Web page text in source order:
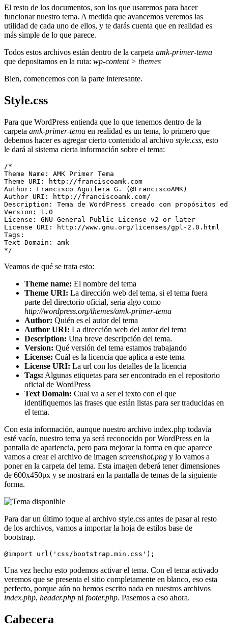
El resto de los documentos, son los que usaremos para hacer
funcionar nuestro tema. A medida que avancemos veremos las
utilidad de cada uno de ellos, y te darás cuenta que en realidad es
más simple de lo que parece.
Todos estos archivos están dentro de la carpeta amk-primer-tema
que depositamos en la ruta: wp-content > themes
Bien, comencemos con la parte interesante.
Style.css
Para que WordPress entienda que lo que tenemos dentro de la
carpeta amk-primer-tema en realidad es un tema, lo primero que
debemos hacer es agregar cierto contenido al archivo style.css, esto
le dará al sistema cierta información sobre el tema:
/*
Theme Name: AMK Primer Tema
Theme URI: http://franciscoamk.com
Author: Francisco Aguilera G. (@FranciscoAMK)
Author URI: http://franciscoamk.com/
Description: Tema de WordPress creado con propósitos
Version: 1.0
License: GNU General Public License v2 or later
License URI: http://www.gnu.org/licenses/gpl-2.0.html
Tags:
Text Domain: amk
*/
Veamos de qué se trata esto:
Theme name: El nombre del tema
Theme URI: La dirección web del tema, si el tema fuera
parte del directorio oficial, sería algo como
http://wordpress.org/themes/amk-primer-tema
Author: Quién es el autor del tema
Author URI: La dirección web del autor del tema
Description: Una breve descripción del tema.
Version: Qué versión del tema estamos trabajando
License: Cuál es la licencia que aplica a este tema
License URI: La url con los detalles de la licencia
Tags: Algunas etiquetas para ser encontrado en el repositorio
oficial de WordPress
Text Domain: Cual va a ser el texto con el que
identifiquemos las frases que están listas para ser traducidas en
el tema.
Con esta información, aunque nuestro archivo index.php todavía
esté vacío, nuestro tema ya será reconocido por WordPress en la
pantalla de apariencia, pero para mejorar la forma en que aparece
vamos a crear el archivo de imagen screenshot.png y lo vamos a
poner en la carpeta del tema. Esta imagen deberá tener dimensiones
de 600x450px y se mostrará en la pantalla de temas de la siguiente
forma.
Para dar un último toque al archivo style.css antes de pasar al resto
de los archivos, vamos a importar la hoja de estilos base de
bootstrap.
@import url('css/bootstrap.min.css');
Una vez hecho esto podemos activar el tema. Con el tema activado
veremos que se presenta el sitio completamente en blanco, eso esta
perfecto, porque aún no hemos escrito nada en nuestros archivos
index.php, header.php ni footer.php. Pasemos a eso ahora.
Cabecera